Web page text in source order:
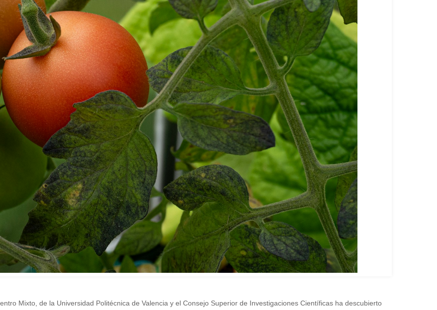
Mixto, de la Universidad Politécnica de Valencia y el Consejo Superior de Investigaciones Científicas ha descubierto